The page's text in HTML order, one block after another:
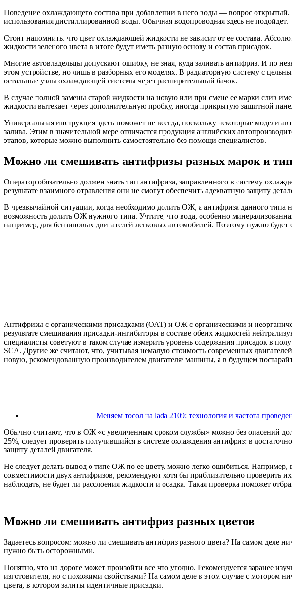
Поведение охлаждающего состава при добавлении в него воды — вопрос открытый.
использования дистиллированной воды. Обычная водопроводная здесь не подойдет.
Стоит напомнить, что цвет охлаждающей жидкости не зависит от ее состава.
жидкости зеленого цвета в итоге будут иметь разную основу и состав присадок.
Многие автовладельцы допускают ошибку, не зная, куда заливать антифриз. И по
этом устройстве, но лишь в разборных его моделях. В радиаторную систему с
остальные узлы охлаждающей системы через расширительный бачок.
В случае полной замены старой жидкости на новую или при смене ее марки слив
жидкости вытекает через дополнительную пробку, иногда прикрытую защитной
Универсальная инструкция здесь поможет не всегда, поскольку некоторые
залива. Этим в значительной мере отличается продукция английских
этапов, которые можно выполнить самостоятельно без помощи специалистов.
Можно ли смешивать антифризы разных марок и
Оператор обязательно должен знать тип антифриза, заправленного в систему
результате взаимного отравления они не смогут обеспечить адекватную защиту
В чрезвычайной ситуации, когда необходимо долить ОЖ, а антифриза данного типа
возможность долить ОЖ нужного типа. Учтите, что вода, особенно
например, для бензиновых двигателей легковых автомобилей. Поэтому нужно будет
Антифризы с органическими присадками (ОАТ) и ОЖ с органическими и
результате смешивания присадки-ингибиторы в составе обеих жидкостей
специалисты советуют в таком случае измерить уровень содержания присадок в
SCA. Другие же считают, что, учитывая немалую стоимость современных
новую, рекомендованную производителем двигателя/ машины, а в будущем
Меняем тосол на lada 2109: технология и частота
Обычно считают, что в ОЖ «с увеличенным сроком службы» можно без опасений
25%, следует проверить получившийся в системе охлаждения антифриз: в
защиту деталей двигателя.
Не следует делать вывод о типе ОЖ по ее цвету, можно легко ошибиться.
совместимости двух антифризов, рекомендуют хотя бы приблизительно проверить
наблюдать, не будет ли расслоения жидкости и осадка. Такая проверка поможет
Можно ли смешивать антифриз разных цветов
Задаетесь вопросом: можно ли смешивать антифриз разного цвета? На самом деле
нужно быть осторожными.
Понятно, что на дороге может произойти все что угодно. Рекомендуется заранее
изготовителя, но с похожими свойствами? На самом деле в этом случае с мотором
цвета, в котором залиты идентичные присадки.